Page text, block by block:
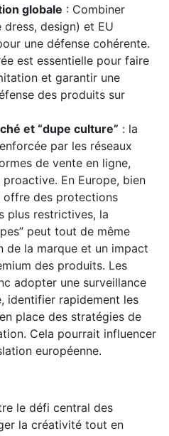
globale : Combiner
design) et EU
une défense cohérente.
est essentielle pour faire
et garantir une
des produits sur
et “dupe culture” : la
par les réseaux
de vente en ligne,
En Europe, bien
offre des protections
plus restrictives, la
peut tout de même
de la marque et un impact
des produits. Les
adopter une surveillance
identifier rapidement les
place des stratégies de
Cela pourrait influencer
européenne.
le défi central des
la créativité tout en